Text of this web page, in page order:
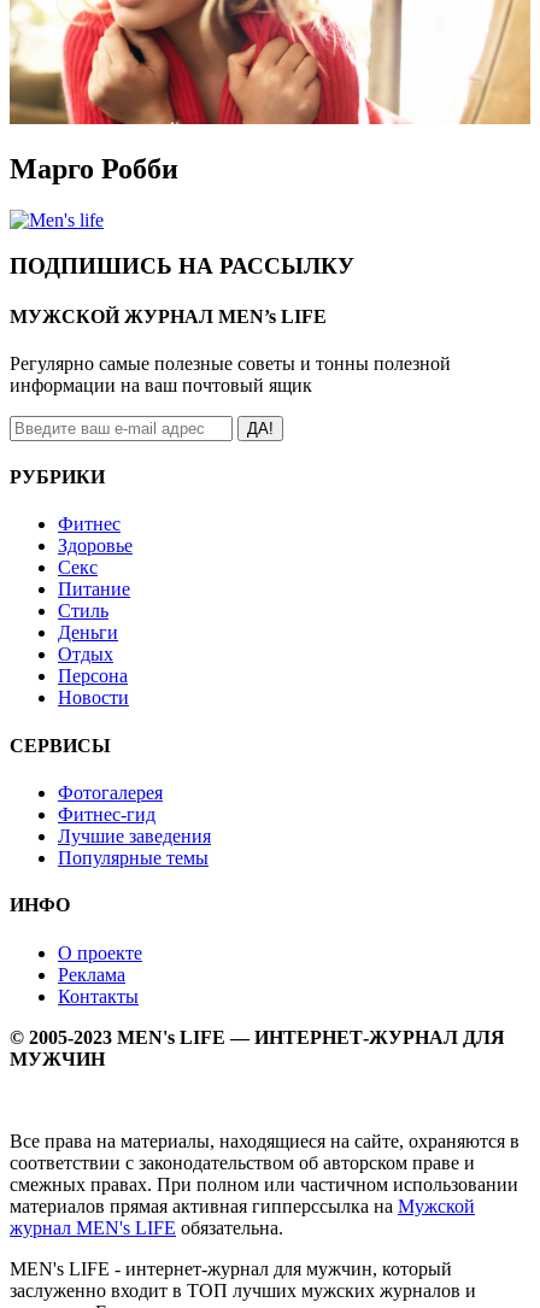
Марго Робби
ПОДПИШИСЬ НА РАССЫЛКУ
МУЖСКОЙ ЖУРНАЛ MEN’s LIFE
Регулярно самые полезные советы и тонны полезной
информации на ваш почтовый ящик
ДА!
РУБРИКИ
Фитнес
Здоровье
Секс
Питание
Стиль
Деньги
Отдых
Персона
Новости
СЕРВИСЫ
Фотогалерея
Фитнес-гид
Лучшие заведения
Популярные темы
ИНФО
О проекте
Реклама
Контакты
© 2005-2023 MEN's LIFE — ИНТЕРНЕТ-ЖУРНАЛ ДЛЯ
МУЖЧИН
Все права на материалы, находящиеся на сайте, охраняются в
соответствии с законодательством об авторском праве и
смежных правах. При полном или частичном использовании
материалов прямая активная гипперссылка на Мужской
журнал MEN's LIFE обязательна.
MEN's LIFE - интернет-журнал для мужчин, который
заслуженно входит в ТОП лучших мужских журналов и